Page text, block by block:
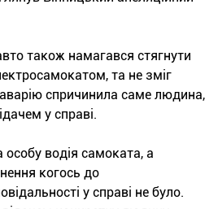
також намагався стягнути
та не зміг
спричинила саме людина,
у справі.
особу водія самоката, а
когось до
у справі не було.